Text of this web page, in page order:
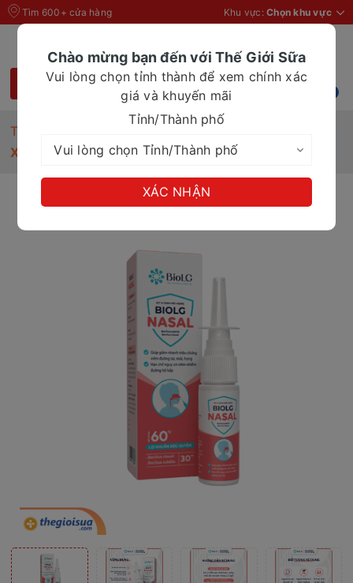
Tìm 600+ cửa hàng Khu vực: Chọn khu vực
Trang chủ
Xịt vi sinh mũi họng BioLG NASAL 30ml
Chào mừng bạn đến với Thế Giới Sữa
Vui lòng chọn tỉnh thành để xem chính xác
giá và khuyến mãi
Tỉnh/Thành phố
XÁC NHẬN